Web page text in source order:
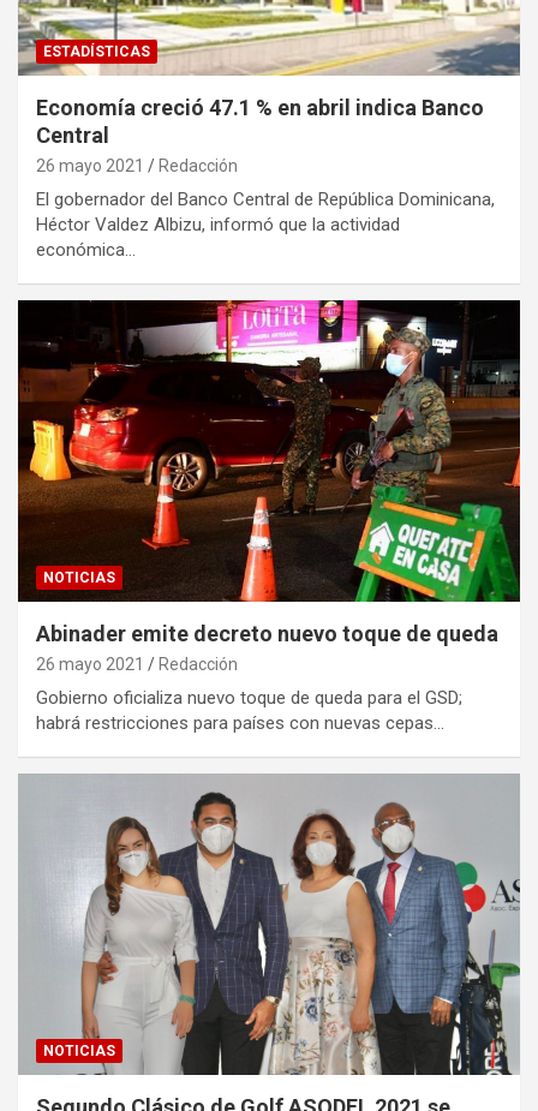
ESTADÍSTICAS
Economía creció 47.1 % en abril indica Banco
Central
26 mayo 2021 Redacción
El gobernador del Banco Central de República Dominicana,
Héctor Valdez Albizu, informó que la actividad
económica…
NOTICIAS
Abinader emite decreto nuevo toque de queda
26 mayo 2021 Redacción
Gobierno oficializa nuevo toque de queda para el GSD;
habrá restricciones para países con nuevas cepas…
NOTICIAS